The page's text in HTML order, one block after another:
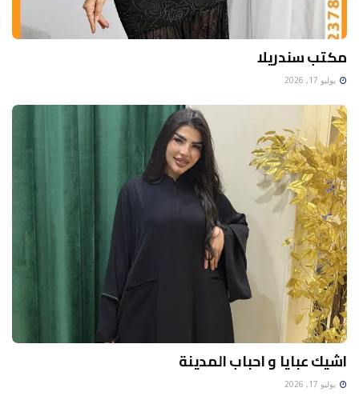
مكتب سندريلا
يوليو 17, 2026
اشيك عبايا و احباب المدينة
يوليو 17, 2026